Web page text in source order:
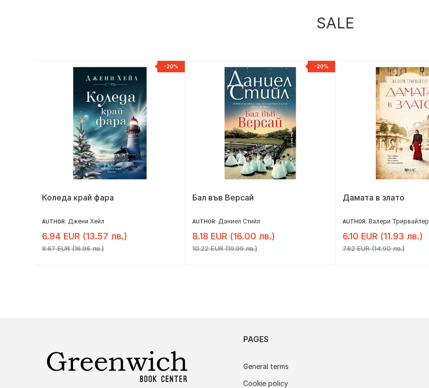
SALE
-20%
Коледа край фара
AUTHOR: Джени Хейл
6.94 EUR (13.57 лв.)
8.67 EUR (16.96 лв.)
-20%
Бал във Версай
AUTHOR: Даниел Стийл
8.18 EUR (16.00 лв.)
10.22 EUR (19.99 лв.)
Дамата в злато
AUTHOR: Валери Трирвайлер
6.10 EUR (11.93 лв.)
7.62 EUR (14.90 лв.)
PAGES
General terms
Cookie policy